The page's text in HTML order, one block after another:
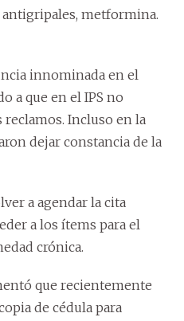
metformina.
innominada en el
a que en el IPS no
Incluso en la
dejar constancia de la
a agendar la cita
a los ítems para el
crónica.
que recientemente
de cédula para